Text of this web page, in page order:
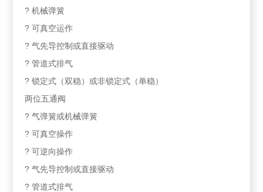
? 机械弹簧
? 可真空运作
? 气先导控制或直接驱动
? 管道式排气
? 锁定式（双稳）或非锁定式（单稳）
两位五通阀
? 气弹簧或机械弹簧
? 可真空操作
? 可逆向操作
? 气先导控制或直接驱动
? 管道式排气